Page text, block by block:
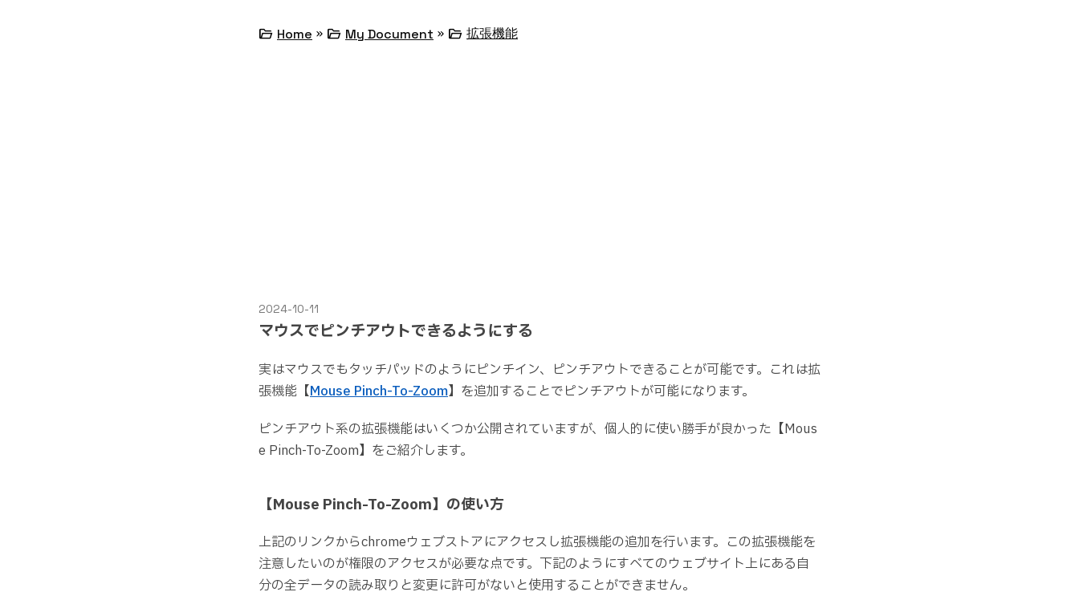
folder_open Home » folder_open My Document » folder_open 拡張機能
2024-10-11
マウスでピンチアウトできるようにする
実はマウスでもタッチパッドのようにピンチイン、ピンチアウトできることが可能です。これは拡
張機能【Mouse Pinch-To-Zoom】を追加することでピンチアウトが可能になります。
ピンチアウト系の拡張機能はいくつか公開されていますが、個人的に使い勝手が良かった【Mous
e Pinch-To-Zoom】をご紹介します。
【Mouse Pinch-To-Zoom】の使い方
上記のリンクからchromeウェブストアにアクセスし拡張機能の追加を行います。この拡張機能を
注意したいのが権限のアクセスが必要な点です。下記のようにすべてのウェブサイト上にある自
分の全データの読み取りと変更に許可がないと使用することができません。